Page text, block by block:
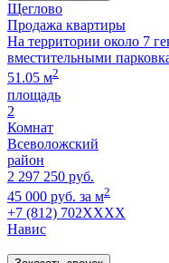
Щеглово
Продажа квартиры
На территории около 7
вместительными
51.05 м2
площадь
2
Комнат
Всеволожский
район
2 297 250 руб.
45 000 руб. за м2
+7 (812) 702XXXX
Навис